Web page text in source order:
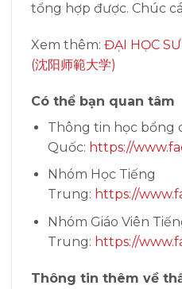
tổng hợp được. Chúc
Xem thêm: ĐẠI HỌC
(沈阳师範大学)
Có thể bạn quan tâm
Thông tin học bổng
Quốc: https://
Nhóm Học Tiếng
Trung: https://
Nhóm Giáo Viên
Trung: https://
Thông tin thêm về